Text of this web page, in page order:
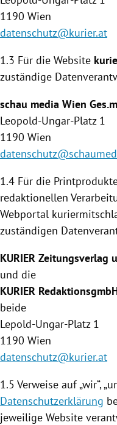
1190 Wien
datenschutz@kurier.at
1.3 Für die Website
zuständige
schau media Wien
Leopold-Ungar-Platz 1
1190 Wien
1.4 Für die
redaktionellen
Webportal
zuständigen
KURIER Zeitungsverlag
und die
KURIER
beide
Lepold-Ungar-Platz 1
1190 Wien
datenschutz@kurier.at
1.5 Verweise auf „wir“,
Datenschutzerklärung
jeweilige Website